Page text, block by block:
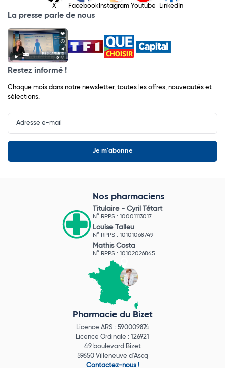
X Facebook Instagram Youtube LinkedIn
La presse parle de nous
Restez informé !
Chaque mois dans notre newsletter, toutes les offres, nouveautés et
sélections.
Input
Newsletter
Nos pharmaciens
Titulaire - Cyril Tétart
N° RPPS : 10001113017
Louise Talleu
N° RPPS : 10101068749
Mathis Costa
N° RPPS : 10102026845
Pharmacie du Bizet
Licence ARS : 590009874
Licence Ordinale : 126921
49 boulevard Bizet
59650 Villeneuve d'Ascq
Contactez-nous !